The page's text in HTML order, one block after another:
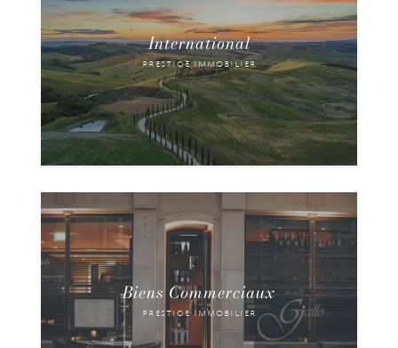
International
prestige immobilier
Biens de Prestige en Vente et à Louer à
l'international.
EXPLORER NOS BIENS
Biens Commerciaux
prestige immobilier
Biens commerciaux en Vente et à Louer au
Grand-Duché du Luxembourg.